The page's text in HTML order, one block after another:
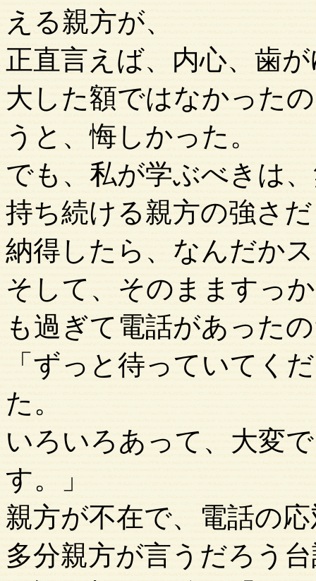
える親方が、
正直言えば、内心、歯
大した額ではなかった
うと、悔しかった。
でも、私が学ぶべきは
持ち続ける親方の強さ
納得したら、なんだか
そして、そのまますっ
も過ぎて電話があった
「ずっと待っていてく
た。
いろいろあって、大変
す。」
親方が不在で、電話の
多分親方が言うだろう